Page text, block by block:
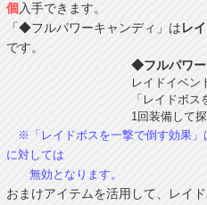
個入手できます。
「◆フルパワーキャンディ」はレ
です。
◆フルパワー
レイドイベン
「レイドボス
1回装備して
※「レイドボスを一撃で倒す効果」
に対しては
無効となります。
おまけアイテムを活用して、レイ